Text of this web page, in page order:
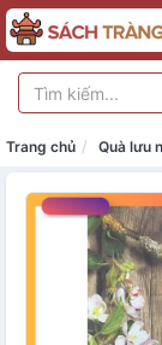
Trang chủ Quà lưu